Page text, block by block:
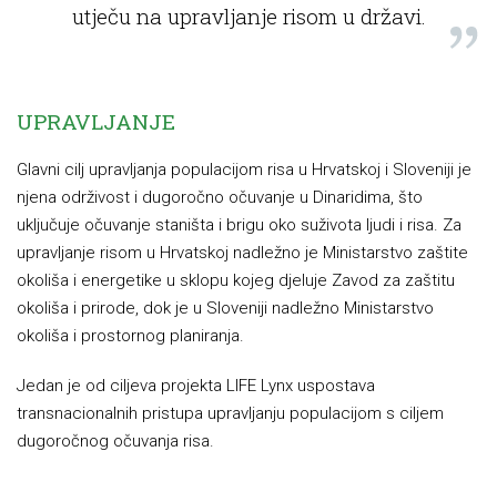
utječu na upravljanje risom u državi.
UPRAVLJANJE
Glavni cilj upravljanja populacijom risa u Hrvatskoj i Sloveniji je
njena održivost i dugoročno očuvanje u Dinaridima, što
uključuje očuvanje staništa i brigu oko suživota ljudi i risa. Za
upravljanje risom u Hrvatskoj nadležno je Ministarstvo zaštite
okoliša i energetike u sklopu kojeg djeluje Zavod za zaštitu
okoliša i prirode, dok je u Sloveniji nadležno Ministarstvo
okoliša i prostornog planiranja.
Jedan je od ciljeva projekta LIFE Lynx uspostava
transnacionalnih pristupa upravljanju populacijom s ciljem
dugoročnog očuvanja risa.